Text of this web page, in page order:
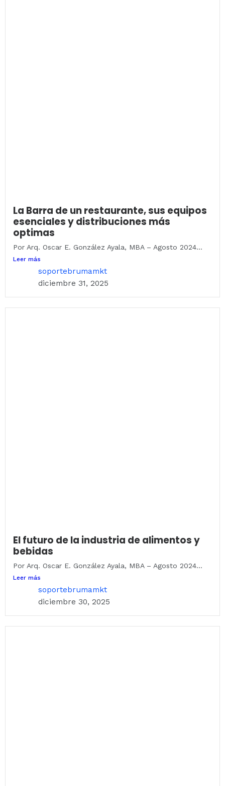
La Barra de un restaurante, sus equipos
esenciales y distribuciones más
optimas
Por Arq. Oscar E. González Ayala, MBA – Agosto 2024...
Leer más
soportebrumamkt
diciembre 31, 2025
El futuro de la industria de alimentos y
bebidas
Por Arq. Oscar E. González Ayala, MBA – Agosto 2024...
Leer más
soportebrumamkt
diciembre 30, 2025